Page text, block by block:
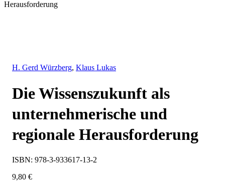
Herausforderung
H. Gerd Würzberg, Klaus Lukas
Die Wissenszukunft als
unternehmerische und
regionale Herausforderung
ISBN: 978-3-933617-13-2
9,80 €